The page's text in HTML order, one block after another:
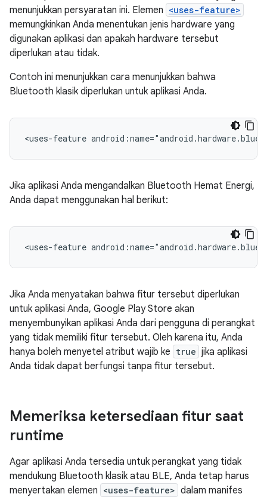
menunjukkan persyaratan ini. Elemen <uses-feature>
memungkinkan Anda menentukan jenis hardware yang
digunakan aplikasi dan apakah hardware tersebut
diperlukan atau tidak.
Contoh ini menunjukkan cara menunjukkan bahwa
Bluetooth klasik diperlukan untuk aplikasi Anda.
<uses-feature
Jika aplikasi Anda mengandalkan Bluetooth Hemat Energi,
Anda dapat menggunakan hal berikut:
<uses-feature
Jika Anda menyatakan bahwa fitur tersebut diperlukan
untuk aplikasi Anda, Google Play Store akan
menyembunyikan aplikasi Anda dari pengguna di perangkat
yang tidak memiliki fitur tersebut. Oleh karena itu, Anda
hanya boleh menyetel atribut wajib ke true jika aplikasi
Anda tidak dapat berfungsi tanpa fitur tersebut.
Memeriksa ketersediaan fitur saat
runtime
Agar aplikasi Anda tersedia untuk perangkat yang tidak
mendukung Bluetooth klasik atau BLE, Anda tetap harus
menyertakan elemen <uses-feature> dalam manifes